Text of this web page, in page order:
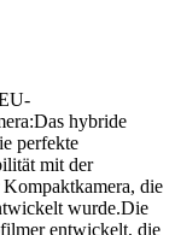
hybride
perfekte
mit der
die
wurde.Die
entwickelt, die